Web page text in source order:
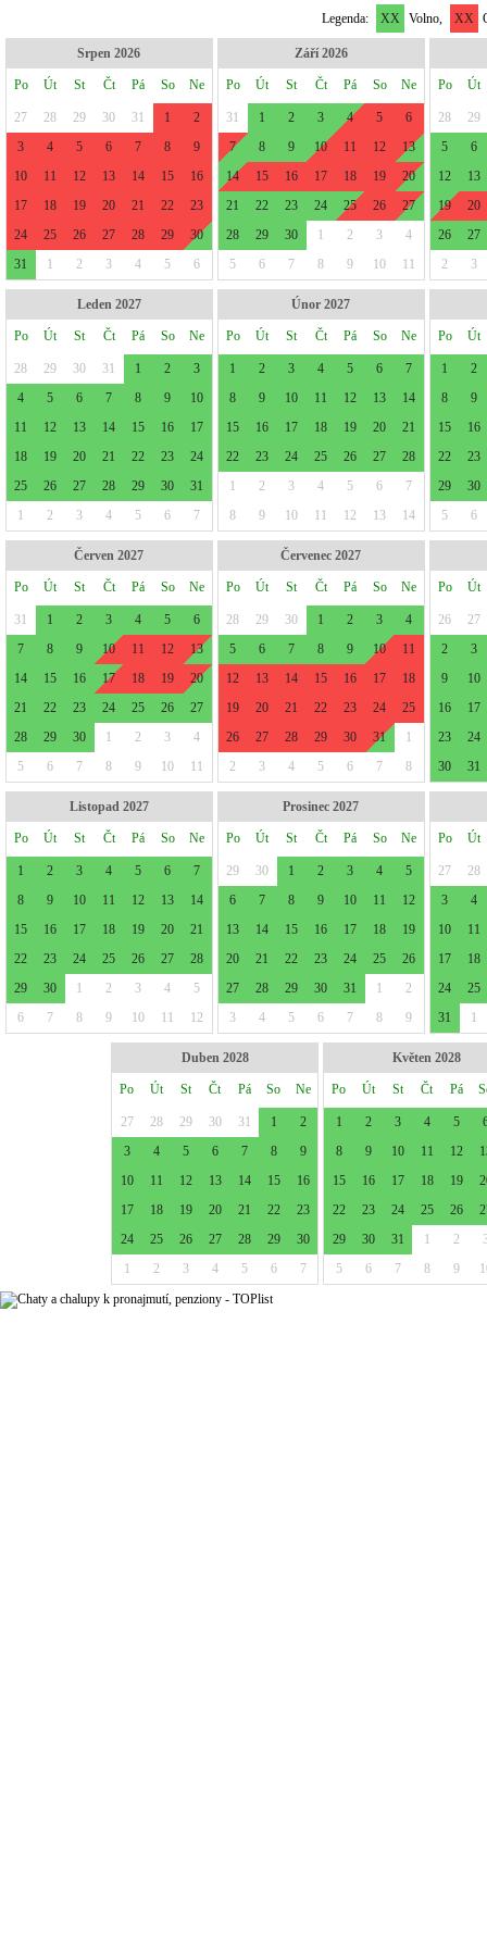
Legenda: XX Volno, XX
Srpen 2026
Po Út St Čt Pá So Ne
27 28 29 30 31 1
2
3
4 5 6 7 8
9
10
11 12 13 14 15
16
17
18 19 20 21 22
23
24
25 26 27 28 29
30
31
1 2 3 4 5 6
Září 2026
Po Út St Čt Pá So Ne
31 1 2 3 4 5
6
7
8 9 10 11 12
13
14
15 16 17 18 19
20
21
22 23 24 25 26
27
28
29 30 1 2 3
4
5
6 7 8 9 10 11
Po Út
28
29
5
6
12
13
19
20
26
27
2
3
Leden 2027
Po Út St Čt Pá So Ne
28 29 30 31 1 2
3
4
5 6 7 8 9
10
11
12 13 14 15 16
17
18
19 20 21 22 23
24
25
26 27 28 29 30
31
1
2 3 4 5 6 7
Únor 2027
Po Út St Čt Pá So Ne
1 2 3 4 5 6
7
8
9 10 11 12 13
14
15
16 17 18 19 20
21
22
23 24 25 26 27
28
1
2 3 4 5 6
7
8
9 10 11 12 13 14
Po Út
1
2
8
9
15
16
22
23
29
30
5
6
Červen 2027
Po Út St Čt Pá So Ne
31 1 2 3 4 5
6
7
8 9 10 11 12
13
14
15 16 17 18 19
20
21
22 23 24 25 26
27
28
29 30 1 2 3
4
5
6 7 8 9 10 11
Červenec 2027
Po Út St Čt Pá So Ne
28 29 30 1 2 3
4
5
6 7 8 9 10
11
12
13 14 15 16 17
18
19
20 21 22 23 24
25
26
27 28 29 30 31
1
2
3 4 5 6 7 8
Po Út
26
27
2
3
9
10
16
17
23
24
30
31
Listopad 2027
Po Út St Čt Pá So Ne
1 2 3 4 5 6
7
8
9 10 11 12 13
14
15
16 17 18 19 20
21
22
23 24 25 26 27
28
29
30 1 2 3 4
5
6
7 8 9 10 11 12
Prosinec 2027
Po Út St Čt Pá So Ne
29 30 1 2 3 4
5
6
7 8 9 10 11
12
13
14 15 16 17 18
19
20
21 22 23 24 25
26
27
28 29 30 31 1
2
3
4 5 6 7 8 9
Po Út
27
28
3
4
10
11
17
18
24
25
31
1
Duben 2028
Po Út St Čt Pá So Ne
27 28 29 30 31 1
2
3
4 5 6 7 8
9
10
11 12 13 14 15
16
17
18 19 20 21 22
23
24
25 26 27 28 29
30
1
2 3 4 5 6 7
Květen 2028
Po Út St Čt Pá
1 2 3 4 5
8
9 10 11 12
15
16 17 18 19
22
23 24 25 26
29
30 31 1 2
5
6 7 8 9